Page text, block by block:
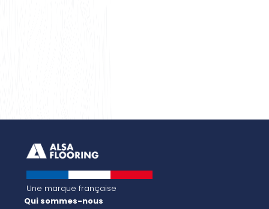
Une marque française
Qui sommes-nous